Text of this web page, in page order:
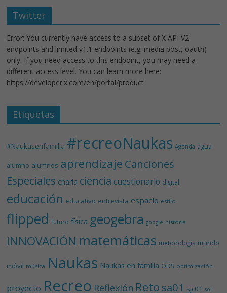
Twitter
Error: You currently have access to a subset of X API V2
endpoints and limited v1.1 endpoints (e.g. media post, oauth)
only. If you need access to this endpoint, you may need a
different access level. You can learn more here:
https://developer.x.com/en/portal/product
Etiquetas
#Naukasenfamilia #recreoNaukas Agenda agua
alumno alumnos aprendizaje Canciones
Especiales charla ciencia cuestionario digital
educación educativo entrevista espacio estilo
flipped futuro física geogebra google historia
INNOVACIÓN matemáticas metodología mundo
móvil música Naukas Naukas en familia ODS optimización
proyecto Recreo Reflexión Reto sa01 sjc01 sol